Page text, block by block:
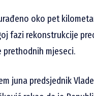
oko pet
fazi rekonstrukcije
prethodnih mjeseci.
juna predsjednik